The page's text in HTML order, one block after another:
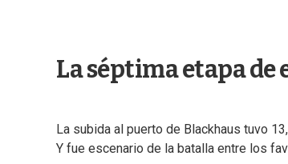
La séptima etapa de
La subida al puerto de Blackhaus tuvo
Y fue escenario de la batalla entre los